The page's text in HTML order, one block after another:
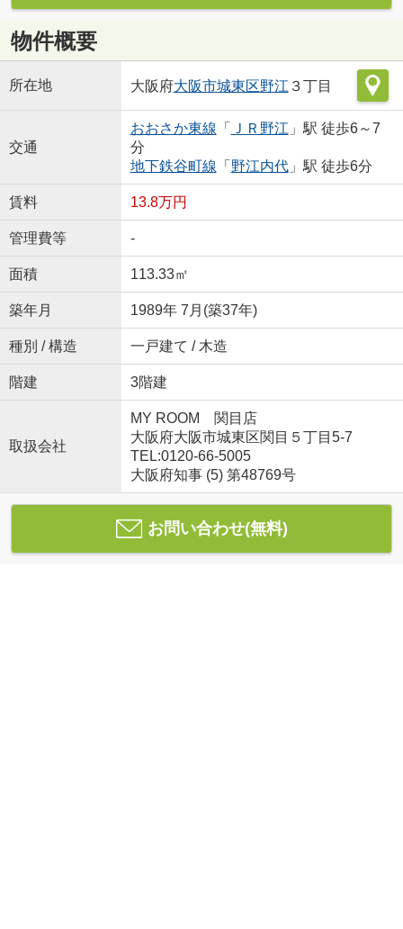
物件概要
所在地 大阪府大阪市城東区野江 ３丁目
交通
おおさか東線 「 ＪＲ野江 」駅 徒歩6～7
分
地下鉄谷町線 「 野江内代」駅 徒歩6分
賃料 13.8万円
管理費等 -
面積 113.33㎡
築年月 1989年 7月(築37年)
種別 / 構造 一戸建て / 木造
階建 3階建
取扱会社
MY ROOM 関目店
大阪府大阪市城東区関目５丁目5-7
TEL:0120-66-5005
大阪府知事 (5) 第48769号
お問い合わせ(無料)